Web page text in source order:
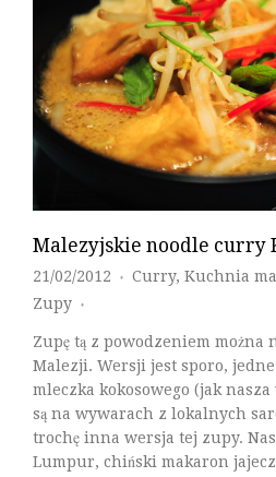
Malezyjskie noodle curry
21/02/2012 ♦ Curry, Kuchnia
Zupy
♦
Zupę tą z powodzeniem można
Malezji. Wersji jest sporo,
mleczka kokosowego (jak
są na wywarach z lokalnych
trochę inna wersja tej zupy.
Lumpur, chiński makaron